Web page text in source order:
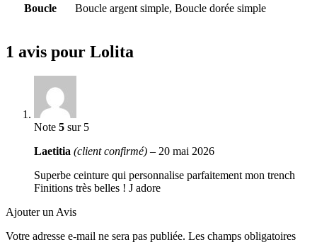
Boucle Boucle argent simple, Boucle dorée simple
1 avis pour Lolita
Note 5 sur 5
Laetitia (client confirmé) – 20 mai 2026
Superbe ceinture qui personnalise parfaitement mon trench
Finitions très belles ! J adore
Ajouter un Avis
Votre adresse e-mail ne sera pas publiée. Les champs obligatoires